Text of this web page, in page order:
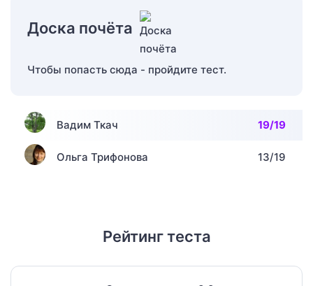
Доска почёта
Чтобы попасть сюда - пройдите тест.
Вадим Ткач 19/19
Ольга Трифонова 13/19
Рейтинг теста